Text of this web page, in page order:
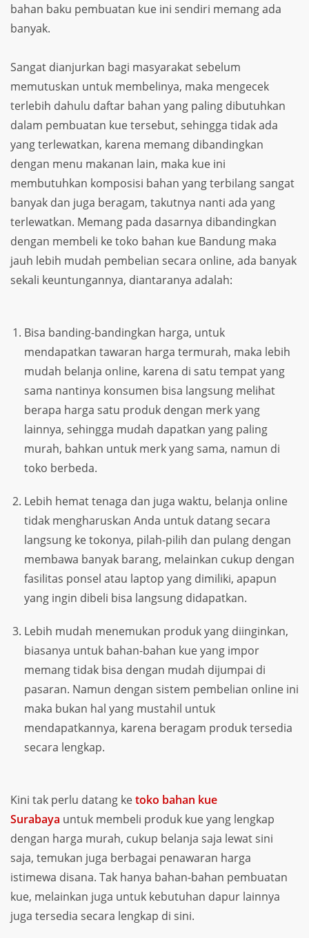
bahan baku pembuatan kue ini sendiri memang ada
banyak.
Sangat dianjurkan bagi masyarakat sebelum
memutuskan untuk membelinya, maka mengecek
terlebih dahulu daftar bahan yang paling dibutuhkan
dalam pembuatan kue tersebut, sehingga tidak ada
yang terlewatkan, karena memang dibandingkan
dengan menu makanan lain, maka kue ini
membutuhkan komposisi bahan yang terbilang sangat
banyak dan juga beragam, takutnya nanti ada yang
terlewatkan. Memang pada dasarnya dibandingkan
dengan membeli ke toko bahan kue Bandung maka
jauh lebih mudah pembelian secara online, ada banyak
sekali keuntungannya, diantaranya adalah:
Bisa banding-bandingkan harga, untuk
mendapatkan tawaran harga termurah, maka lebih
mudah belanja online, karena di satu tempat yang
sama nantinya konsumen bisa langsung melihat
berapa harga satu produk dengan merk yang
lainnya, sehingga mudah dapatkan yang paling
murah, bahkan untuk merk yang sama, namun di
toko berbeda.
Lebih hemat tenaga dan juga waktu, belanja online
tidak mengharuskan Anda untuk datang secara
langsung ke tokonya, pilah-pilih dan pulang dengan
membawa banyak barang, melainkan cukup dengan
fasilitas ponsel atau laptop yang dimiliki, apapun
yang ingin dibeli bisa langsung didapatkan.
Lebih mudah menemukan produk yang diinginkan,
biasanya untuk bahan-bahan kue yang impor
memang tidak bisa dengan mudah dijumpai di
pasaran. Namun dengan sistem pembelian online ini
maka bukan hal yang mustahil untuk
mendapatkannya, karena beragam produk tersedia
secara lengkap.
Kini tak perlu datang ketoko bahan kue
Surabaya untuk membeli produk kue yang lengkap
dengan harga murah, cukup belanja saja lewat sini
saja, temukan juga berbagai penawaran harga
istimewa disana. Tak hanya bahan-bahan pembuatan
kue, melainkan juga untuk kebutuhan dapur lainnya
juga tersedia secara lengkap di sini.